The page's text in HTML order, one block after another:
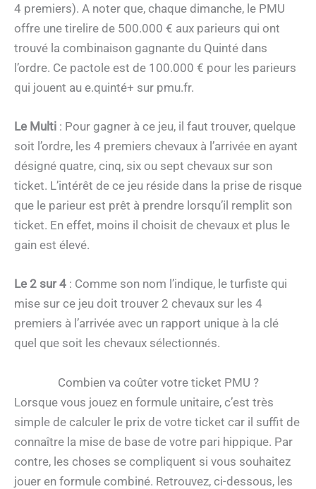
4 premiers). A noter que, chaque dimanche, le PMU
offre une tirelire de 500.000 € aux parieurs qui ont
trouvé la combinaison gagnante du Quinté dans
l’ordre. Ce pactole est de 100.000 € pour les parieurs
qui jouent au e.quinté+ sur pmu.fr.
Le Multi : Pour gagner à ce jeu, il faut trouver, quelque
soit l’ordre, les 4 premiers chevaux à l’arrivée en ayant
désigné quatre, cinq, six ou sept chevaux sur son
ticket. L’intérêt de ce jeu réside dans la prise de risque
que le parieur est prêt à prendre lorsqu’il remplit son
ticket. En effet, moins il choisit de chevaux et plus le
gain est élevé.
Le 2 sur 4 : Comme son nom l’indique, le turfiste qui
mise sur ce jeu doit trouver 2 chevaux sur les 4
premiers à l’arrivée avec un rapport unique à la clé
quel que soit les chevaux sélectionnés.
Combien va coûter votre ticket PMU ?
Lorsque vous jouez en formule unitaire, c’est très
simple de calculer le prix de votre ticket car il suffit de
connaître la mise de base de votre pari hippique. Par
contre, les choses se compliquent si vous souhaitez
jouer en formule combiné. Retrouvez, ci-dessous, les